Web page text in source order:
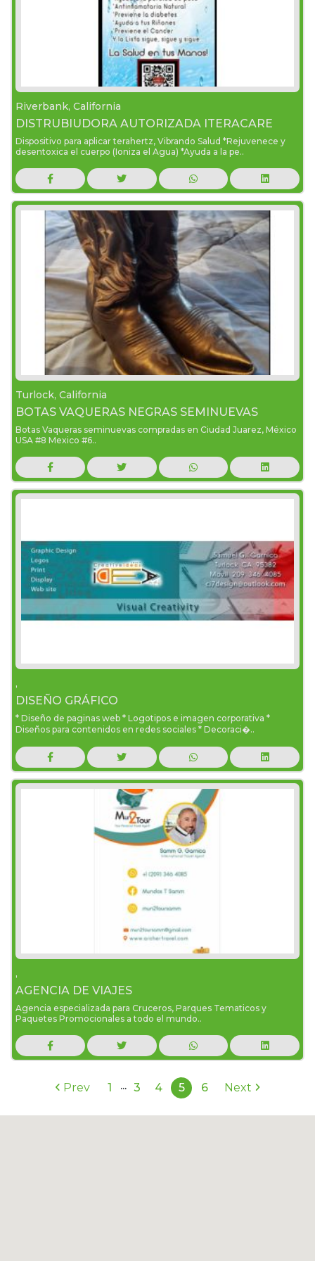
Riverbank, California
DISTRUBIUDORA AUTORIZADA ITERACARE
Dispositivo para aplicar terahertz, Vibrando Salud *Rejuvenece y
desentoxica el cuerpo (Ioniza el Agua) *Ayuda a la pe..
Turlock, California
BOTAS VAQUERAS NEGRAS SEMINUEVAS
Botas Vaqueras seminuevas compradas en Ciudad Juarez, México
USA #8 Mexico #6..
,
DISEÑO GRÁFICO
* Diseño de paginas web * Logotipos e imagen corporativa *
Diseños para contenidos en redes sociales * Decoraci�..
,
AGENCIA DE VIAJES
Agencia especializada para Cruceros, Parques Tematicos y
Paquetes Promocionales a todo el mundo..
Prev 1 ... 3 4 5 6 Next